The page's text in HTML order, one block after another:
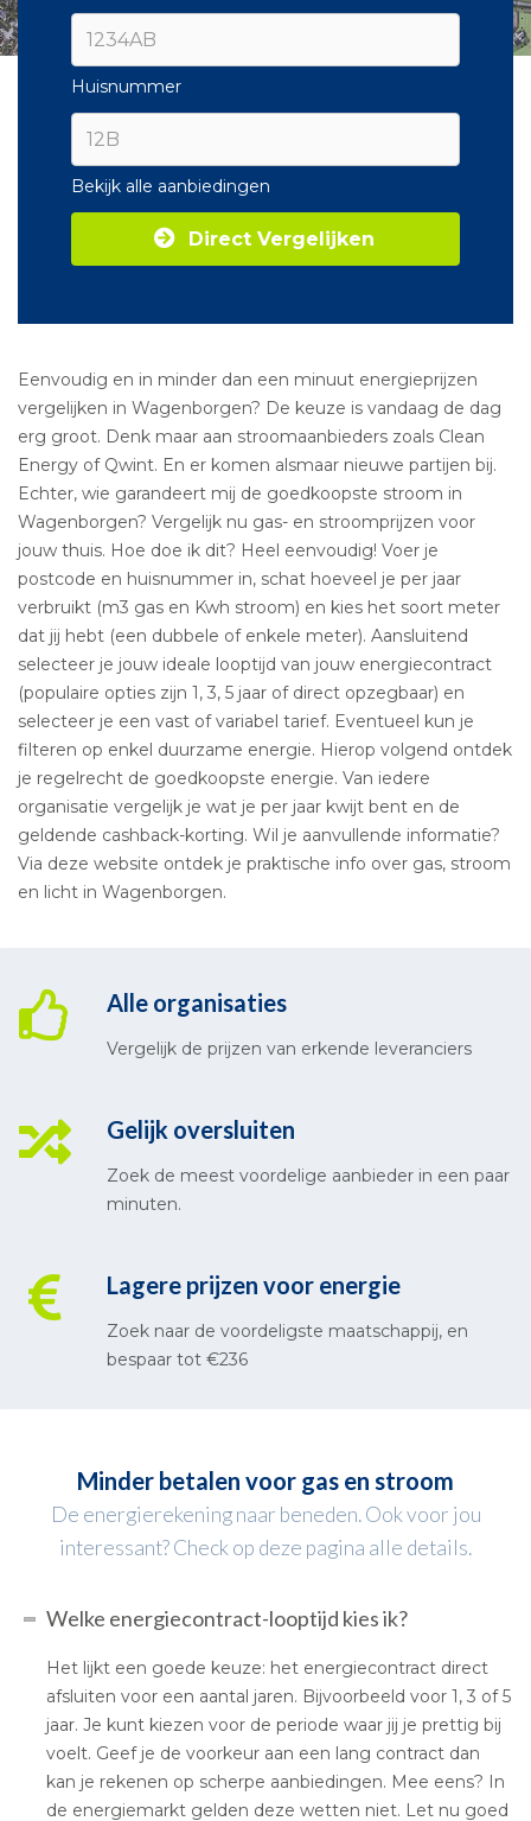
Huisnummer
Bekijk alle aanbiedingen
Direct Vergelijken
Eenvoudig en in minder dan een minuut energieprijzen
vergelijken in Wagenborgen? De keuze is vandaag de dag
erg groot. Denk maar aan stroomaanbieders zoals Clean
Energy of Qwint. En er komen alsmaar nieuwe partijen bij.
Echter, wie garandeert mij de goedkoopste stroom in
Wagenborgen? Vergelijk nu gas- en stroomprijzen voor
jouw thuis. Hoe doe ik dit? Heel eenvoudig! Voer je
postcode en huisnummer in, schat hoeveel je per jaar
verbruikt (m3 gas en Kwh stroom) en kies het soort meter
dat jij hebt (een dubbele of enkele meter). Aansluitend
selecteer je jouw ideale looptijd van jouw energiecontract
(populaire opties zijn 1, 3, 5 jaar of direct opzegbaar) en
selecteer je een vast of variabel tarief. Eventueel kun je
filteren op enkel duurzame energie. Hierop volgend ontdek
je regelrecht de goedkoopste energie. Van iedere
organisatie vergelijk je wat je per jaar kwijt bent en de
geldende cashback-korting. Wil je aanvullende informatie?
Via deze website ontdek je praktische info over gas, stroom
en licht in Wagenborgen.
Alle organisaties
Vergelijk de prijzen van erkende leveranciers
Gelijk oversluiten
Zoek de meest voordelige aanbieder in een paar
minuten.
Lagere prijzen voor energie
Zoek naar de voordeligste maatschappij, en
bespaar tot €236
Minder betalen voor gas en stroom
De energierekening naar beneden. Ook voor jou
interessant? Check op deze pagina alle details.
Welke energiecontract-looptijd kies ik?
Het lijkt een goede keuze: het energiecontract direct
afsluiten voor een aantal jaren. Bijvoorbeeld voor 1, 3 of 5
jaar. Je kunt kiezen voor de periode waar jij je prettig bij
voelt. Geef je de voorkeur aan een lang contract dan
kan je rekenen op scherpe aanbiedingen. Mee eens? In
de energiemarkt gelden deze wetten niet. Let nu goed